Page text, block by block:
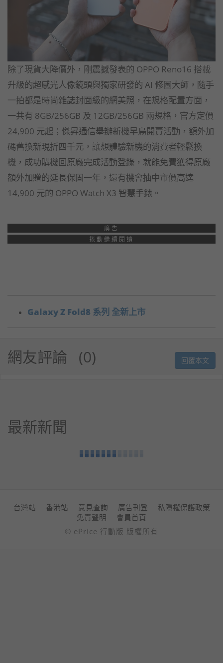
除了現貨大降價外，剛震撼發表的 OPPO Reno16 搭載
升級的超感光人像鏡頭與獨家研發的 AI 修圖大師，隨手
一拍都是時尚雜誌封面級的網美照，在規格配置方面，
一共有 8GB/256GB 及 12GB/256GB 兩規格，官方定價
24,900 元起；傑昇通信舉辦新機早鳥開賣活動，額外加
碼舊換新現折四千元，讓想體驗新機的消費者輕鬆換
機，成功購機回原廠完成活動登錄，就能免費獲得原廠
額外加贈的延長保固一年，還有機會抽中市價高達
14,900 元的 OPPO Watch X3 智慧手錶。
廣告
捲動繼續閱讀
Galaxy Z Fold8 系列 全新上市
網友評論 0 回覆本文
最新新聞
台灣站 香港站 意見查詢 廣告刊登
私隱權保護政策
免責聲明
會員首頁
© ePrice 行動版 版權所有